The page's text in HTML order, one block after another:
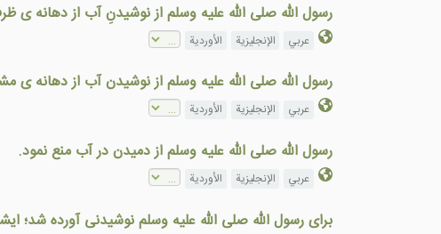
رسول الله صلى الله عليه وسلم از نوشيدنِ آب از دهانه
عربي الإنجليزية الأوردية
رسول الله صلى الله عليه وسلم از نوشيدن آب از دهانه ی
عربي الإنجليزية الأوردية
رسول الله صلى الله عليه وسلم از دميدن در آب منع نمود.
عربي الإنجليزية الأوردية
برای رسول الله صلى الله عليه وسلم نوشيدنی آورده